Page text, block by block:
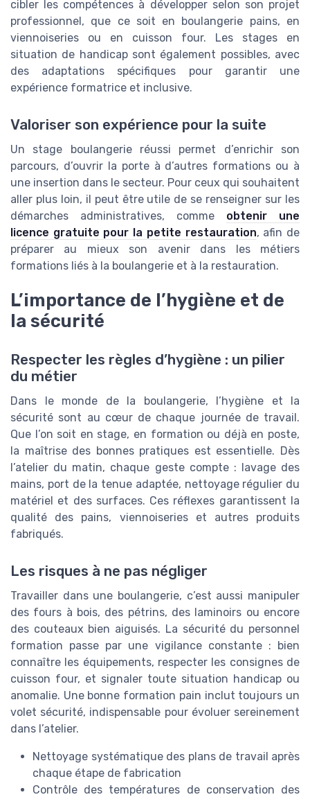
cibler les compétences à développer selon son projet
professionnel, que ce soit en boulangerie pains, en
viennoiseries ou en cuisson four. Les stages en
situation de handicap sont également possibles, avec
des adaptations spécifiques pour garantir une
expérience formatrice et inclusive.
Valoriser son expérience pour la suite
Un stage boulangerie réussi permet d’enrichir son
parcours, d’ouvrir la porte à d’autres formations ou à
une insertion dans le secteur. Pour ceux qui souhaitent
aller plus loin, il peut être utile de se renseigner sur les
démarches administratives, comme obtenir une
licence gratuite pour la petite restauration, afin de
préparer au mieux son avenir dans les métiers
formations liés à la boulangerie et à la restauration.
L’importance de l’hygiène et de
la sécurité
Respecter les règles d’hygiène : un pilier
du métier
Dans le monde de la boulangerie, l’hygiène et la
sécurité sont au cœur de chaque journée de travail.
Que l’on soit en stage, en formation ou déjà en poste,
la maîtrise des bonnes pratiques est essentielle. Dès
l’atelier du matin, chaque geste compte : lavage des
mains, port de la tenue adaptée, nettoyage régulier du
matériel et des surfaces. Ces réflexes garantissent la
qualité des pains, viennoiseries et autres produits
fabriqués.
Les risques à ne pas négliger
Travailler dans une boulangerie, c’est aussi manipuler
des fours à bois, des pétrins, des laminoirs ou encore
des couteaux bien aiguisés. La sécurité du personnel
formation passe par une vigilance constante : bien
connaître les équipements, respecter les consignes de
cuisson four, et signaler toute situation handicap ou
anomalie. Une bonne formation pain inclut toujours un
volet sécurité, indispensable pour évoluer sereinement
dans l’atelier.
Nettoyage systématique des plans de travail après
chaque étape de fabrication
Contrôle des températures de conservation des